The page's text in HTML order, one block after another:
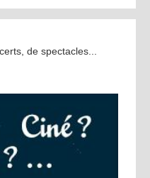
de spectacles...